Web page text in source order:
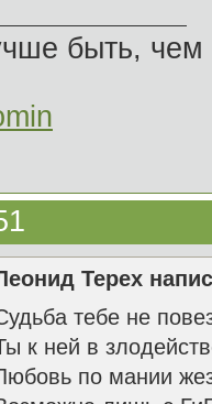
быть, чем
Терех
тебе не
к ней в
по мании